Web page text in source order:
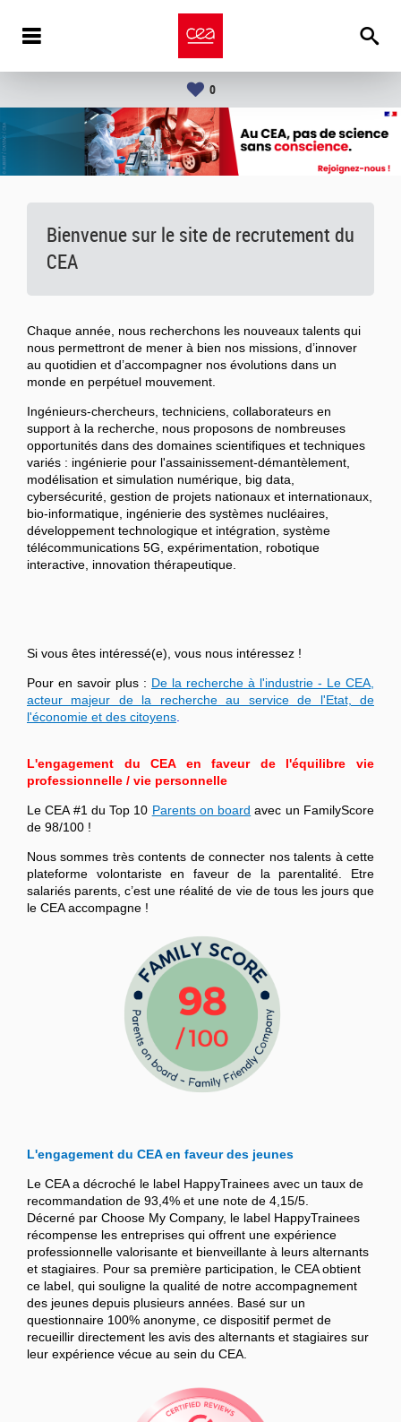
0
Bienvenue sur le site de recrutement du
CEA
Chaque année, nous recherchons les nouveaux talents qui
nous permettront de mener à bien nos missions, d’innover
au quotidien et d’accompagner nos évolutions dans un
monde en perpétuel mouvement.
Ingénieurs-chercheurs, techniciens, collaborateurs en
support à la recherche, nous proposons de nombreuses
opportunités dans des domaines scientifiques et techniques
variés : ingénierie pour l'assainissement-démantèlement,
modélisation et simulation numérique, big data,
cybersécurité, gestion de projets nationaux et internationaux,
bio-informatique, ingénierie des systèmes nucléaires,
développement technologique et intégration, système
télécommunications 5G, expérimentation, robotique
interactive, innovation thérapeutique.
Si vous êtes intéressé(e), vous nous intéressez !
Pour en savoir plus : De la recherche à l'industrie - Le CEA,
acteur majeur de la recherche au service de l'Etat, de
l'économie et des citoyens
L'engagement du CEA en faveur de l'équilibre vie
professionnelle / vie personnelle
Le CEA #1 du Top 10 Parents on board avec un FamilyScore
de 98/100 !
Nous sommes très contents de connecter nos talents à cette
plateforme volontariste en faveur de la parentalité. Etre
salariés parents, c’est une réalité de vie de tous les jours que
le CEA accompagne !
L'engagement du CEA en faveur des jeunes
Le CEA a décroché le label HappyTrainees avec un taux de
recommandation de 93,4% et une note de 4,15/5.
Décerné par Choose My Company, le label HappyTrainees
récompense les entreprises qui offrent une expérience
professionnelle valorisante et bienveillante à leurs alternants
et stagiaires. Pour sa première participation, le CEA obtient
ce label, qui souligne la qualité de notre accompagnement
des jeunes depuis plusieurs années. Basé sur un
questionnaire 100% anonyme, ce dispositif permet de
recueillir directement les avis des alternants et stagiaires sur
leur expérience vécue au sein du CEA.